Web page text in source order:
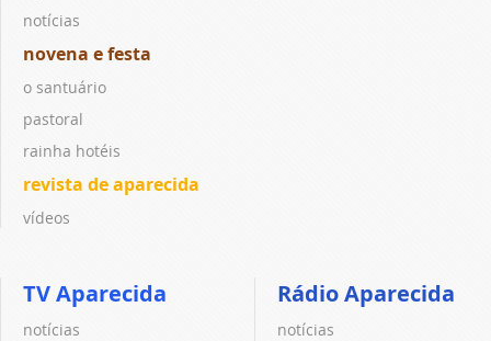
notícias
novena e festa
o santuário
pastoral
rainha hotéis
revista de aparecida
vídeos
TV Aparecida
notícias
Rádio Aparecida
notícias